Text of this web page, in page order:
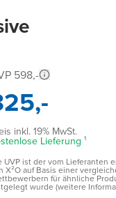
598,-
inkl. 19% MwSt.
Lieferung ¹
UVP ist der vom Lieferanten
X²O auf Basis einer
für ähnliche
wurde (weitere